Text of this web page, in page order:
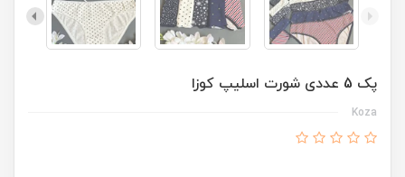
پک 5 عددی شورت اسلیپ کوزا
Koza